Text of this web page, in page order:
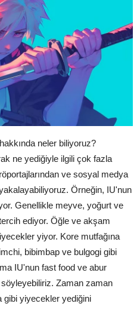
neler biliyoruz?
ne yediğiyle ilgili çok fazla
ve sosyal medya
Örneğin, IU'nun
Genellikle meyve, yoğurt ve
ediyor. Öğle ve akşam
yiyor. Kore mutfağına
bibimbap ve bulgogi gibi
IU'nun fast food ve abur
söyleyebiliriz. Zaman zaman
gibi yiyecekler yediğini